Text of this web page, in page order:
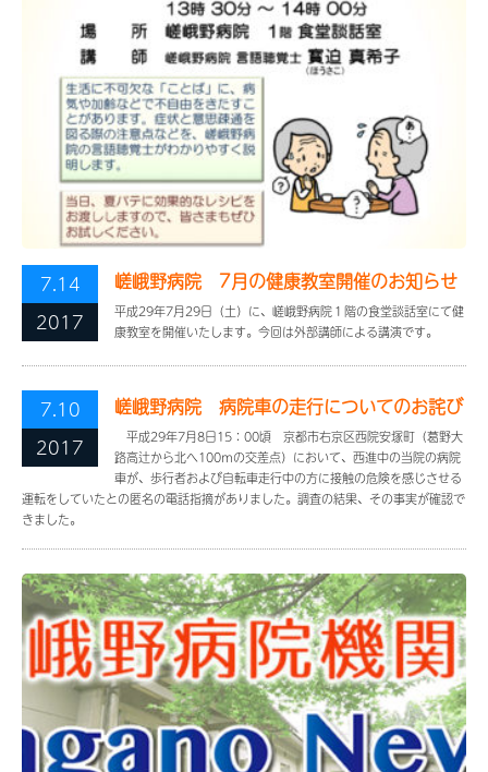
7.14
2017
嵯峨野病院 7月の健康教室開催のお知らせ
平成29年7月29日（土）に、嵯峨野病院１階の食堂談話室にて健
康教室を開催いたします。今回は外部講師による講演です。
7.10
2017
嵯峨野病院 病院車の走行についてのお詫び
平成29年7月8日15：00頃 京都市右京区西院安塚町（葛野大
路高辻から北へ100ｍの交差点）において、西進中の当院の病院
車が、歩行者および自転車走行中の方に接触の危険を感じさせる
運転をしていたとの匿名の電話指摘がありました。調査の結果、その事実が確認で
きました。